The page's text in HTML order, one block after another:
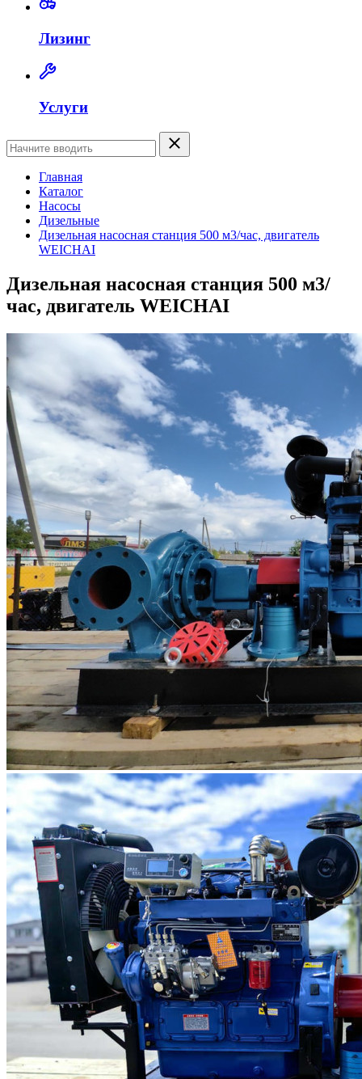
Лизинг
Услуги
Главная
Каталог
Насосы
Дизельные
Дизельная насосная станция 500 м3/час, двигатель
WEICHAI
Дизельная насосная станция 500 м3/
час, двигатель WEICHAI